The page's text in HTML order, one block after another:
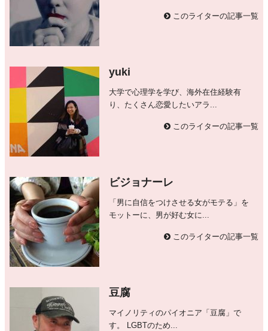
このライターの記事一覧
yuki
大学で心理学を学び、海外在住経験有
り、たくさん恋愛したいアラ...
このライターの記事一覧
ビジョナーレ
「男に自信をつけさせる女がモテる」を
モットーに、男が好む女に...
このライターの記事一覧
豆腐
マイノリティのパイオニア「豆腐」で
す。 LGBTのため...